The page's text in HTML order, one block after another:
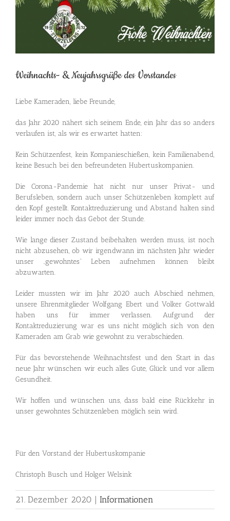
Bild
Weihnachts- & Neujahrsgrüße des Vorstandes
Liebe Kameraden, liebe Freunde,
das Jahr 2020 nähert sich seinem Ende, ein Jahr das so anders
verlaufen ist, als wir es erwartet hatten:
Kein Schützenfest, kein Kompanieschießen, kein Familienabend,
keine Besuch bei den befreundeten Hubertuskompanien.
Die Corona-Pandemie hat nicht nur unser Privat- und
Berufsleben, sondern auch unser Schützenleben komplett auf
den Kopf gestellt. Kontaktreduzierung und Abstand halten sind
leider immer noch das Gebot der Stunde.
Wie lange dieser Zustand beibehalten werden muss, ist noch
nicht abzusehen, ob wir irgendwann im nächsten Jahr wieder
unser „gewohntes“ Leben aufnehmen können bleibt
abzuwarten.
Leider mussten wir im Jahr 2020 auch Abschied nehmen,
unsere Ehrenmitglieder Wolfgang Ebert und Volker Gottwald
haben uns für immer verlassen. Aufgrund der
Kontaktreduzierung war es uns nicht möglich sich von den
Kameraden am Grab wie gewohnt zu verabschieden.
Für das bevorstehende Weihnachtsfest und den Start in das
neue Jahr wünschen wir euch alles Gute, Glück und vor allem
Gesundheit.
Wir hoffen und wünschen uns, dass bald eine Rückkehr in
unser gewohntes Schützenleben möglich sein wird.
Für den Vorstand der Hubertuskompanie
Christoph Busch und Holger Welsink
21. Dezember 2020 | Informationen